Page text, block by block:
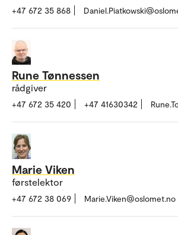
+47 672 35 868
Rune Tønnessen
rådgiver
+47 672 35 420 +47 41630342
Marie Viken
førstelektor
+47 672 38 069 Marie.Viken@oslomet.no